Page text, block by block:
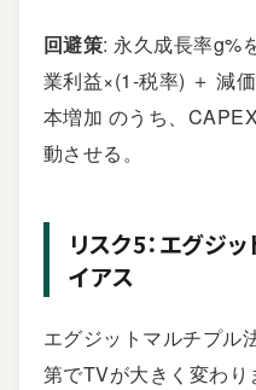
回避策: 永久成長率g%
業利益×(1-税率) ＋ 減
本増加 のうち、
動させる。
リスク5：エグジ
イアス
エグジットマルチプル
第でTVが大きく変わ